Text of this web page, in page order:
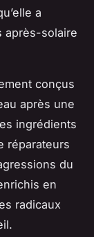
a
après-solaire
conçus
après une
ingrédients
réparateurs
du
en
radicaux